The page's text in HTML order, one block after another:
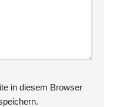
in diesem Browser